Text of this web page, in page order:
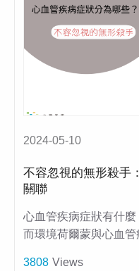
2024-05-10
不容忽視的無形殺手
關聯
心血管疾病症狀有什
而環境荷爾蒙與心血
3808 Views